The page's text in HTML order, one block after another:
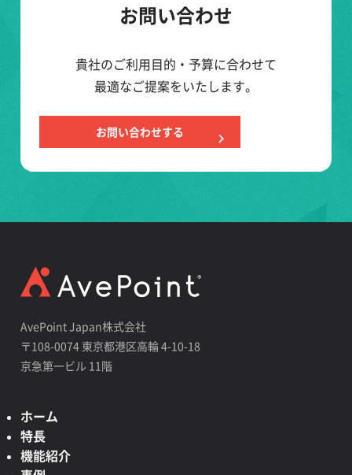
お問い合わせ
貴社のご利用目的・予算に合わせて
最適なご提案をいたします。
お問い合わせする
AvePoint Japan株式会社
〒108-0074 東京都港区高輪 4-10-18
京急第一ビル 11階
ホーム
特長
機能紹介